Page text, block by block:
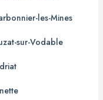
les-Mines
sur-Vodable